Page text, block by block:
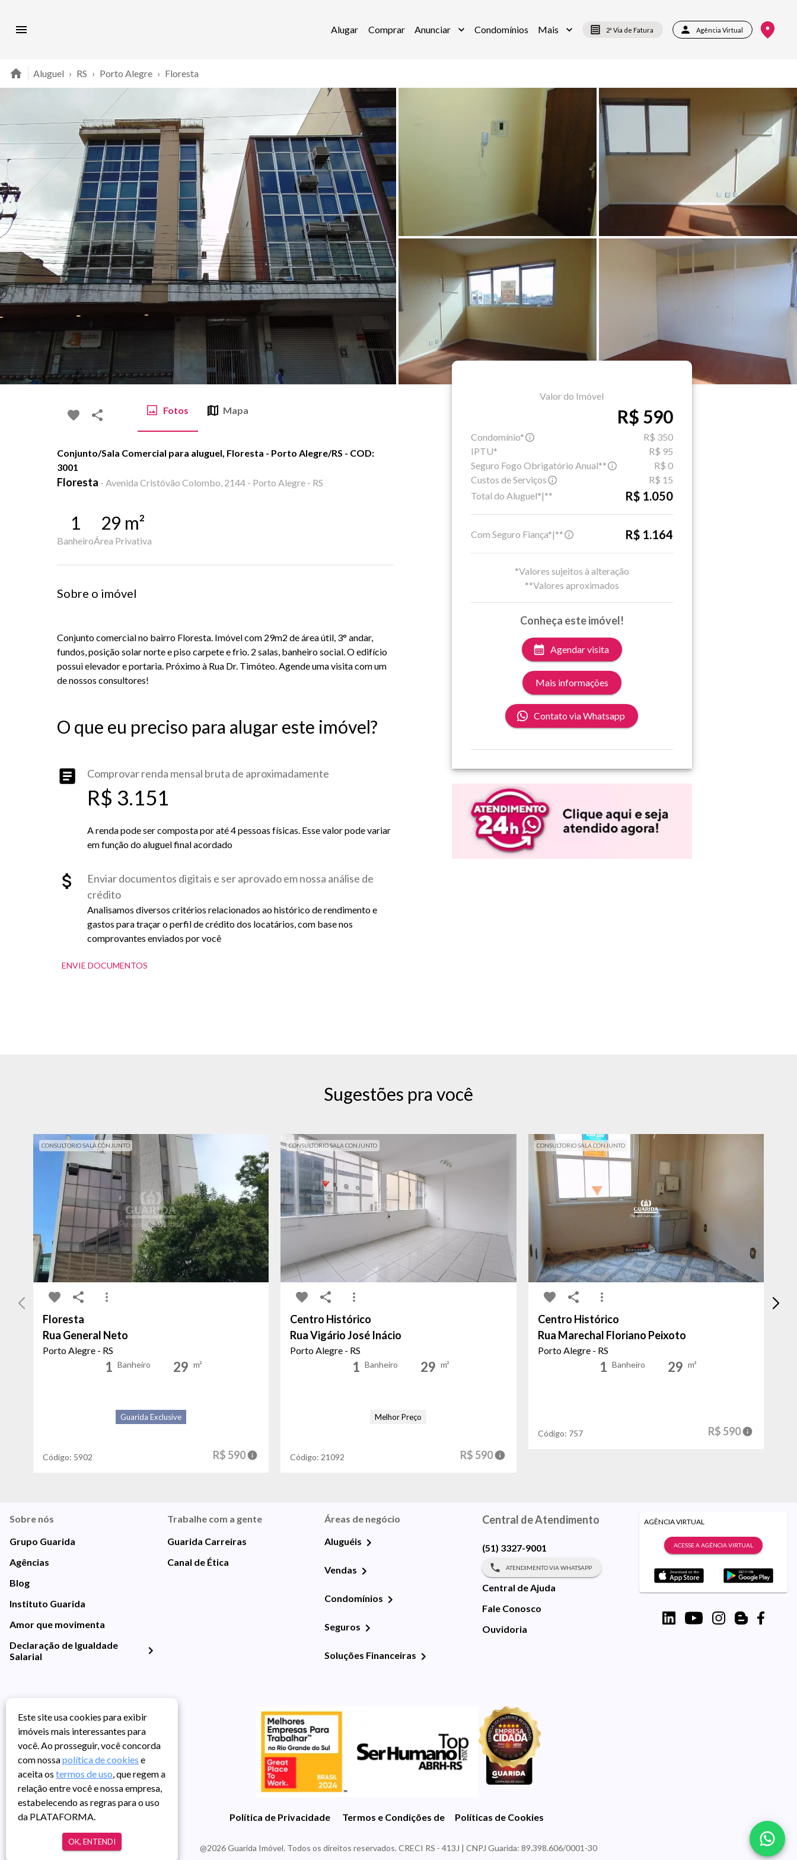
Alugar Comprar Anunciar Condomínios Mais 2ª Via de Fatura Agência Virtual
Aluguel › RS › Porto Alegre › Floresta
Fotos Mapa
Conjunto/Sala Comercial para aluguel, Floresta - Porto Alegre/RS - COD:
3001
Floresta - Avenida Cristóvão Colombo, 2144 - Porto Alegre - RS
1
Banheiro
29 m²
Área Privativa
Sobre o imóvel
Conjunto comercial no bairro Floresta. Imóvel com 29m2 de área útil, 3° andar,
fundos, posição solar norte e piso carpete e frio. 2 salas, banheiro social. O edifício
possui elevador e portaria. Próximo à Rua Dr. Timóteo. Agende uma visita com um
de nossos consultores!
O que eu preciso para alugar este imóvel?
Comprovar renda mensal bruta de aproximadamente
R$ 3.151
A renda pode ser composta por até 4 pessoas físicas. Esse valor pode variar
em função do aluguel final acordado
Enviar documentos digitais e ser aprovado em nossa análise de
crédito
Analisamos diversos critérios relacionados ao histórico de rendimento e
gastos para traçar o perfil de crédito dos locatários, com base nos
comprovantes enviados por você
ENVIE DOCUMENTOS
Valor do Imóvel
R$ 590
Condomínio*
R$ 350
IPTU*
R$ 95
Seguro Fogo Obrigatório Anual**
R$ 0
Custos de Serviços
R$ 15
Total do Aluguel*|**
R$ 1.050
Com Seguro Fiança*|** R$ 1.164
*Valores sujeitos à alteração
**Valores aproximados
Conheça este imóvel!
Agendar visita
Mais informações
Contato via Whatsapp
Sugestões pra você
CONSULTORIO SALA CONJUNTO
Floresta
Rua General Neto
Porto Alegre - RS
1 Banheiro 29 m²
Guarida Exclusive
Código: 5902 R$ 590
CONSULTORIO SALA CONJUNTO
Centro Histórico
Rua Vigário José Inácio
Porto Alegre - RS
1 Banheiro 29 m²
Melhor Preço
Código: 21092 R$ 590
CONSULTORIO SALA CONJUNTO
Centro Histórico
Rua Marechal Floriano Peixoto
Porto Alegre - RS
1 Banheiro 29 m²
Código: 757 R$ 590
Sobre nós
Grupo Guarida
Agências
Blog
Instituto Guarida
Amor que movimenta
Declaração de Igualdade
Salarial
Trabalhe com a gente
Guarida Carreiras
Canal de Ética
Áreas de negócio
Aluguéis
Vendas
Condomínios
Seguros
Soluções Financeiras
Central de Atendimento
(51) 3327-9001
ATENDIMENTO VIA WHATSAPP
Central de Ajuda
Fale Conosco
Ouvidoria
AGÊNCIA VIRTUAL
ACESSE A AGÊNCIA VIRTUAL
Política de Privacidade Termos e Condições de UsoPolíticas de Cookies
@2026Guarida Imóvel. Todos os direitos reservados. CRECI RS - 413J | CNPJ Guarida: 89.398.606/0001-30
Este site usa cookies para exibir
imóveis mais interessantes para
você. Ao prosseguir, você concorda
com nossapolítica de cookies e
aceita os termos de uso, que regem a
relação entre você e nossa empresa,
estabelecendo as regras para o uso
da PLATAFORMA.
OK, ENTENDI